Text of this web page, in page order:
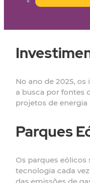
No ano de 2025,
a busca por fontes
projetos de energia
Parques
Os parques
tecnologia cada
das emissões de